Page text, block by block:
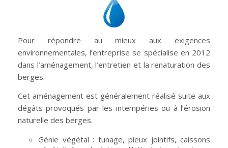
Pour répondre au mieux aux exigences
environnementales, l’entreprise se spécialise en 2012
dans l’aménagement, l’entretien et la renaturation des
berges.
Cet aménagement est généralement réalisé suite aux
dégâts provoqués par les intempéries ou à l’érosion
naturelle des berges.
Génie végétal : tunage, pieux jointifs, caissons